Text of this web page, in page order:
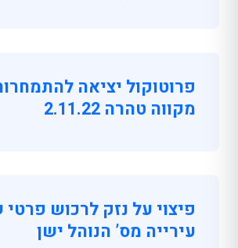
פרוטוקול יציאה
מקווה טהרה 2.11.22
פיצוי על נזק לרכוש
עירייה מס’ הנוהל ישן